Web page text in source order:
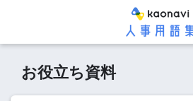
お役立ち資料